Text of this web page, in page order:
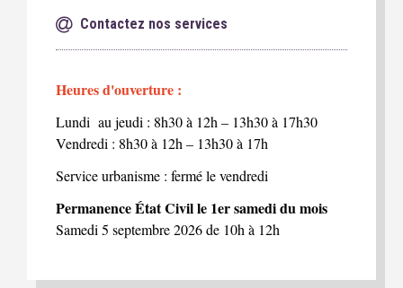
Contactez nos services
Heures d'ouverture :
Lundi au jeudi : 8h30 à 12h – 13h30 à 17h30
Vendredi : 8h30 à 12h – 13h30 à 17h
Service urbanisme : fermé le vendredi
Permanence État Civil le 1er samedi du mois
Samedi 5 septembre 2026 de 10h à 12h